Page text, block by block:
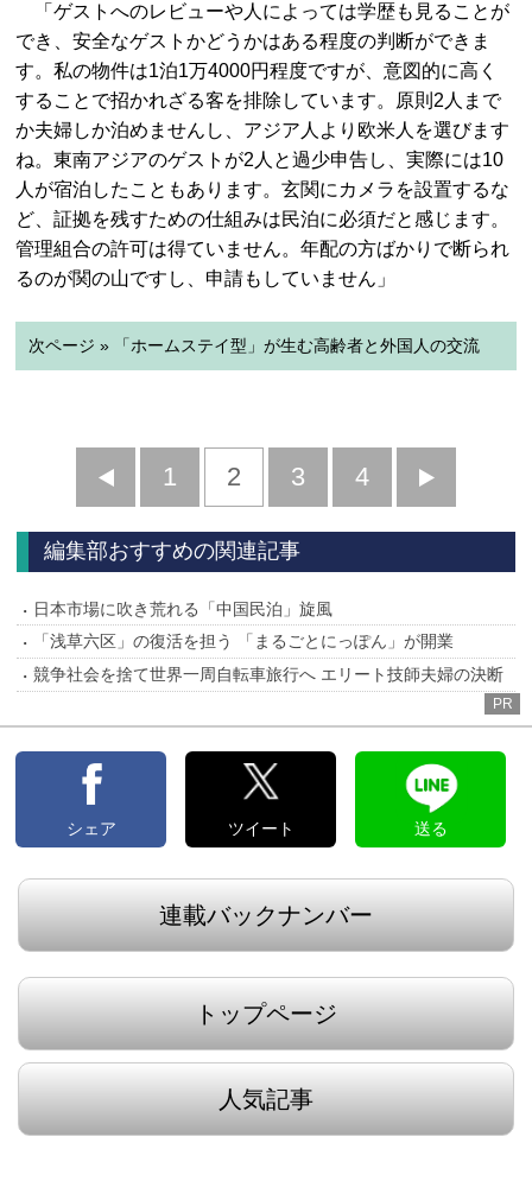
「ゲストへのレビューや人によっては学歴も見ることが
でき、安全なゲストかどうかはある程度の判断ができま
す。私の物件は1泊1万4000円程度ですが、意図的に高く
することで招かれざる客を排除しています。原則2人まで
か夫婦しか泊めませんし、アジア人より欧米人を選びます
ね。東南アジアのゲストが2人と過少申告し、実際には10
人が宿泊したこともあります。玄関にカメラを設置するな
ど、証拠を残すための仕組みは民泊に必須だと感じます。
管理組合の許可は得ていません。年配の方ばかりで断られ
るのが関の山ですし、申請もしていません」
次ページ » 「ホームステイ型」が生む高齢者と外国人の交流
前
へ
1 2 3 4
へ
編集部おすすめの関連記事
日本市場に吹き荒れる「中国民泊」旋風
「浅草六区」の復活を担う 「まるごとにっぽん」が開業
競争社会を捨て世界一周自転車旅行へ エリート技師夫婦の決断
PR
シェア ツイート 送る
連載バックナンバー
トップページ
人気記事